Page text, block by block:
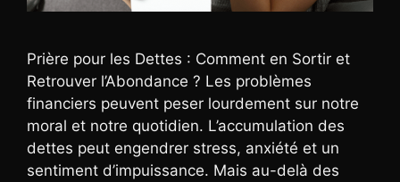
Prière pour les Dettes : Comment en Sortir et
Retrouver l’Abondance ? Les problèmes
financiers peuvent peser lourdement sur notre
moral et notre quotidien. L’accumulation des
dettes peut engendrer stress, anxiété et un
sentiment d’impuissance. Mais au-delà des